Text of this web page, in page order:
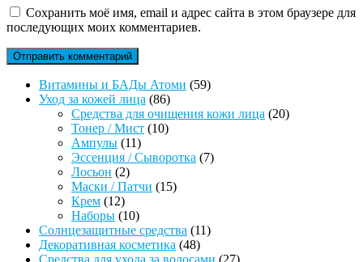
Сохранить моё имя, email и адрес сайта в этом браузере для
последующих моих комментариев.
Витамины и БАДы Атоми 5959
Уход за кожей лица 8686
товаров
Средства для очищения кожи лица 2020
Тонер / Мист 1010
Ампулы 1111
товаров
Эссенция / Сыворотка 77
Лосьон 22
товара
Маски / Патчи 1515
Крем 1212
товаров
Наборы 1010
товаров
Солнцезащитные средства 1111
Декоративная косметика 4848
товаров
Средства для ухода за волосами 2727